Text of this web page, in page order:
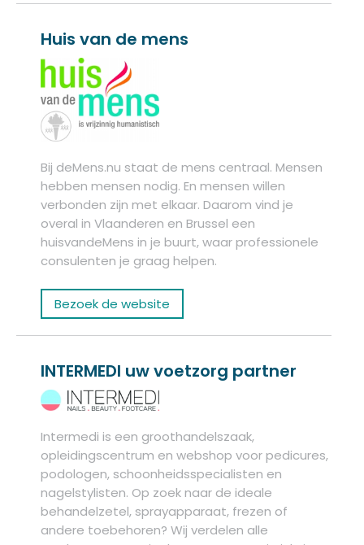
Huis van de mens
Bij deMens.nu staat de mens centraal. Mensen
hebben mensen nodig. En mensen willen
verbonden zijn met elkaar. Daarom vind je
overal in Vlaanderen en Brussel een
huisvandeMens in je buurt, waar professionele
consulenten je graag helpen.
Bezoek de website
INTERMEDI uw voetzorg partner
Intermedi is een groothandelszaak,
opleidingscentrum en webshop voor pedicures,
podologen, schoonheidsspecialisten en
nagelstylisten. Op zoek naar de ideale
behandelzetel, sprayapparaat, frezen of
andere toebehoren? Wij verdelen alle